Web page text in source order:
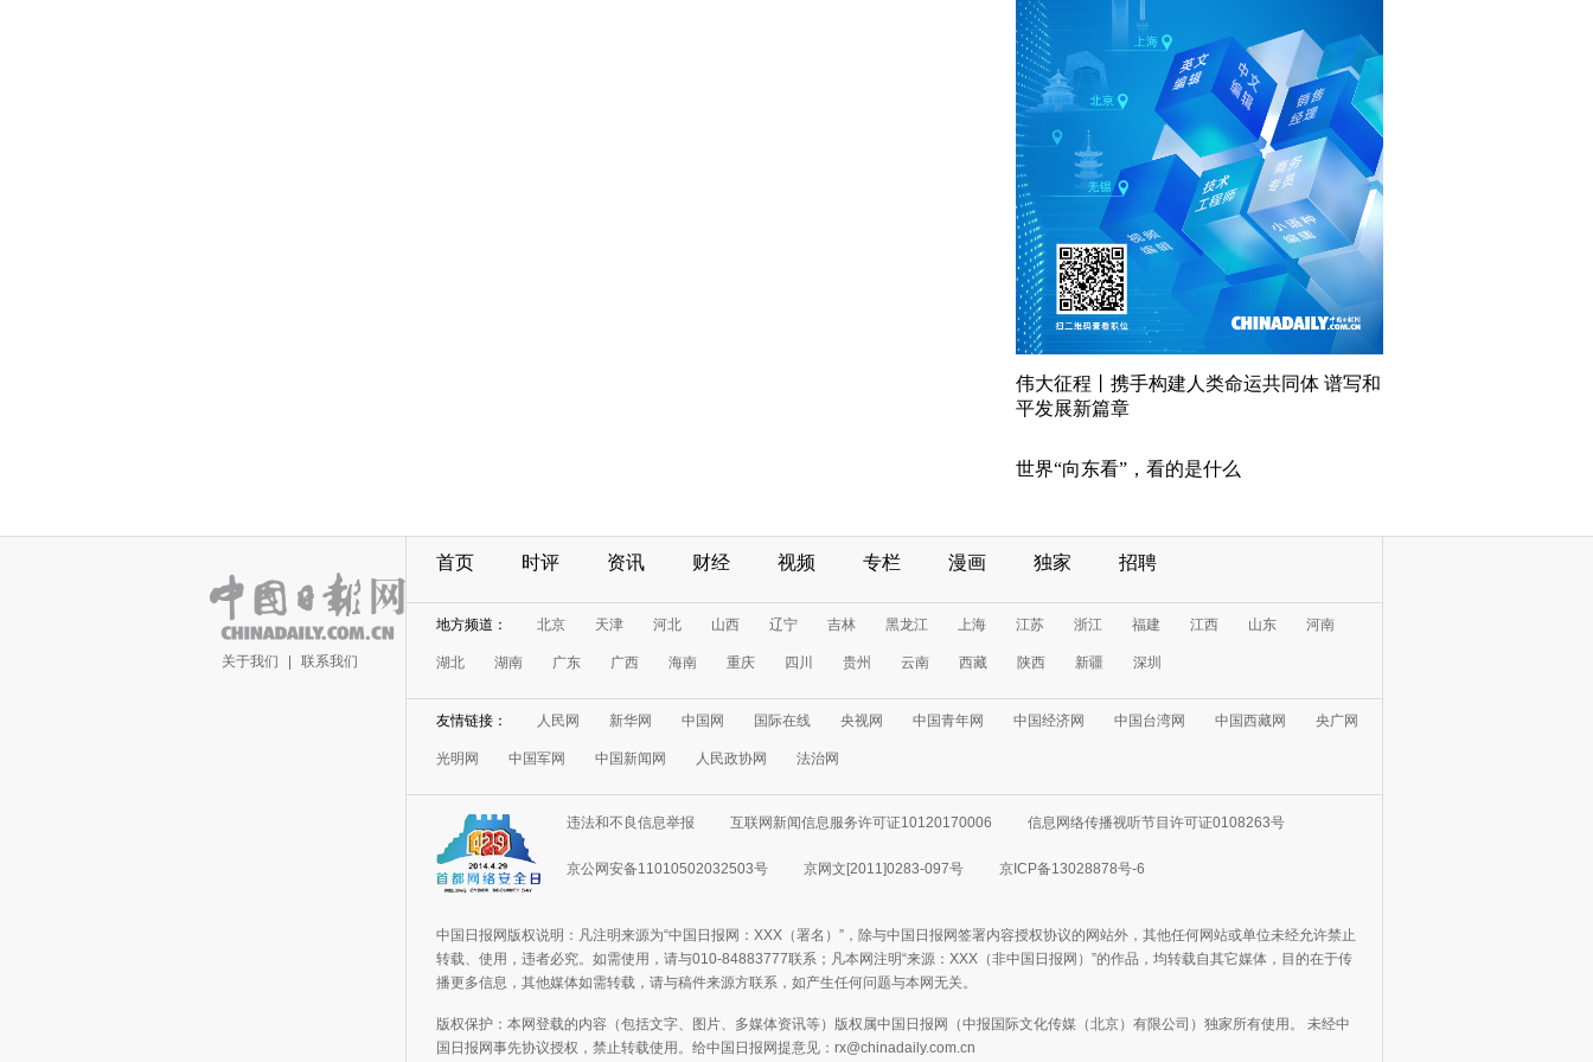
伟大征程丨携手构建人类命运共同体 谱写和
平发展新篇章
世界“向东看”，看的是什么
关于我们 联系我们
首页 时评 资讯 财经 视频 专栏 漫画 独家 招聘
地方频道： 北京 天津 河北 山西 辽宁 吉林 黑龙江 上海 江苏 浙江 福建 江西 山东 河南
湖北 湖南 广东 广西 海南 重庆 四川 贵州 云南 西藏 陕西 新疆 深圳
友情链接： 人民网 新华网 中国网 国际在线 央视网 中国青年网 中国经济网 中国台湾网 中国西藏网 央广网
光明网 中国军网 中国新闻网 人民政协网 法治网
违法和不良信息举报 互联网新闻信息服务许可证10120170006 信息网络传播视听节目许可证0108263号
京公网安备11010502032503号 京网文[2011]0283-097号 京ICP备13028878号-6
中国日报网版权说明：凡注明来源为“中国日报网：XXX（署名）”，除与中国日报网签署内容授权协议的网站外，其他任何网站或单位未经允许禁止
转载、使用，违者必究。如需使用，请与010-84883777联系；凡本网注明“来源：XXX（非中国日报网）”的作品，均转载自其它媒体，目的在于传
播更多信息，其他媒体如需转载，请与稿件来源方联系，如产生任何问题与本网无关。
版权保护：本网登载的内容（包括文字、图片、多媒体资讯等）版权属中国日报网（中报国际文化传媒（北京）有限公司）独家所有使用。 未经中
国日报网事先协议授权，禁止转载使用。给中国日报网提意见：rx@chinadaily.com.cn